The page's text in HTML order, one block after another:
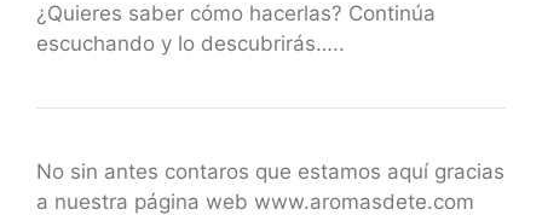
¿Quieres saber cómo hacerlas? Continúa
escuchando y lo descubrirás…..
No sin antes contaros que estamos aquí gracias
a nuestra página web www.aromasdete.com